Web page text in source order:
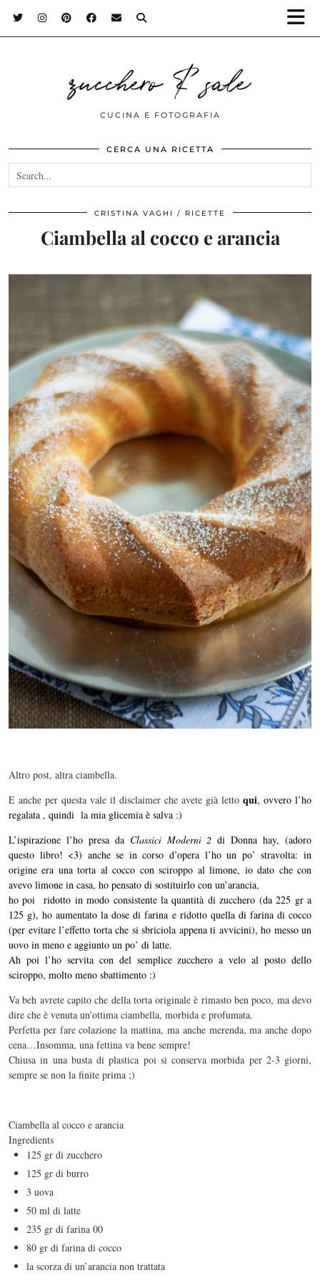
zucchero & sale
CUCINA E FOTOGRAFIA
CERCA UNA RICETTA
CRISTINA VAGHI RICETTE
Ciambella al cocco e arancia
Altro post, altra ciambella.
E anche per questa vale il disclaimer che avete già letto qui, ovvero l’ho
regalata , quindi la mia glicemia è salva :)
L’ispirazione l’ho presa da Classici Moderni 2 di Donna hay, (adoro
questo libro! <3) anche se in corso d’opera l’ho un po’ stravolta: in
origine era una torta al cocco con sciroppo al limone, io dato che con
avevo limone in casa, ho pensato di sostituirlo con un’arancia,
ho poi ridotto in modo consistente la quantità di zucchero (da 225 gr a
125 g), ho aumentato la dose di farina e ridotto quella di farina di cocco
(per evitare l’effetto torta che si sbriciola appena ti avvicini), ho messo un
uovo in meno e aggiunto un po’ di latte.
Ah poi l’ho servita con del semplice zucchero a velo al posto dello
sciroppo, molto meno sbattimento :)
Va beh avrete capito che della torta originale è rimasto ben poco, ma devo
dire che è venuta un’ottima ciambella, morbida e profumata.
Perfetta per fare colazione la mattina, ma anche merenda, ma anche dopo
cena…Insomma, una fettina va bene sempre!
Chiusa in una busta di plastica poi si conserva morbida per 2-3 giorni,
sempre se non la finite prima ;)
Ciambella al cocco e arancia
Ingredients
125 gr di zucchero
125 gr di burro
3 uova
50 ml di latte
235 gr di farina 00
80 gr di farina di cocco
la scorza di un’arancia non trattata